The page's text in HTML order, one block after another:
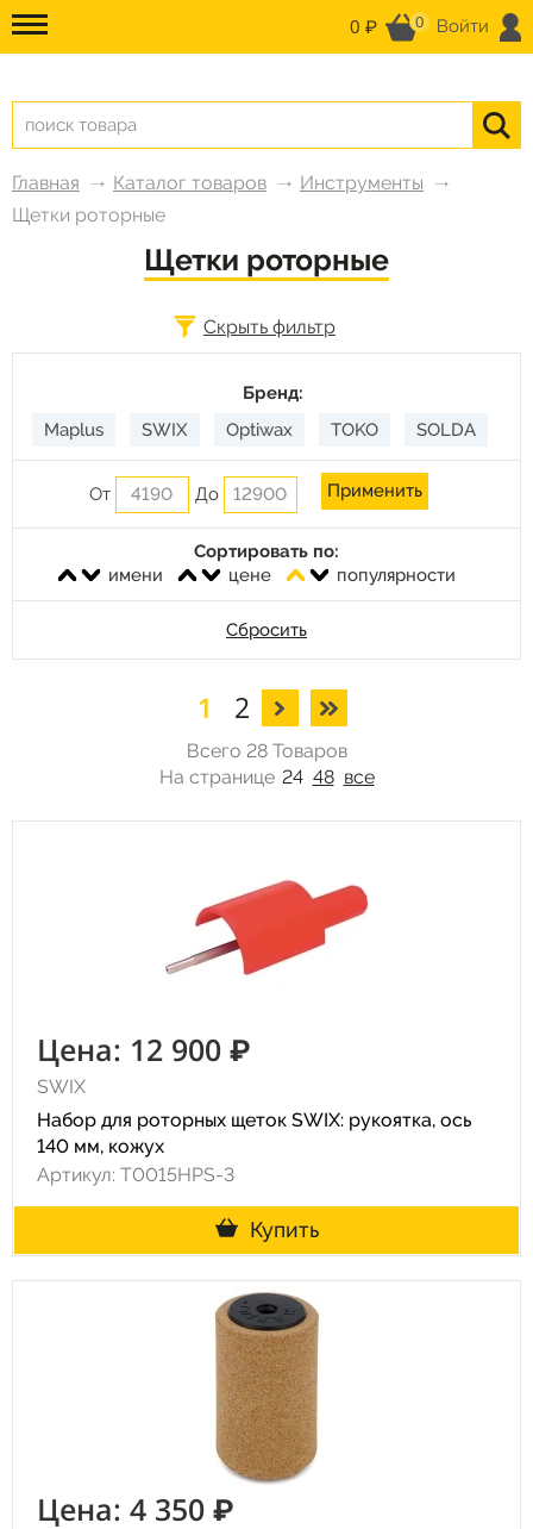
0 ₽ 0 Войти
Главная Каталог товаров
Инструменты
Щетки роторные
Щетки роторные
Скрыть фильтр
Бренд:
Maplus
SWIX Optiwax TOKO SOLDA
Сортировать по:
имени
цене популярности
От До
Сбросить
1 2
Всего 28 Товаров
На странице 24 48 все
Цена: 12 900 ₽
SWIX
Набор для роторных щеток SWIX: рукоятка, ось
140 мм, кожух
Артикул: T0015HPS-3
Купить
Цена: 4 350 ₽